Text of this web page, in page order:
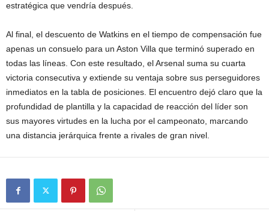
estratégica que vendría después.
Al final, el descuento de Watkins en el tiempo de compensación fue
apenas un consuelo para un Aston Villa que terminó superado en
todas las líneas. Con este resultado, el Arsenal suma su cuarta
victoria consecutiva y extiende su ventaja sobre sus perseguidores
inmediatos en la tabla de posiciones. El encuentro dejó claro que la
profundidad de plantilla y la capacidad de reacción del líder son
sus mayores virtudes en la lucha por el campeonato, marcando
una distancia jerárquica frente a rivales de gran nivel.